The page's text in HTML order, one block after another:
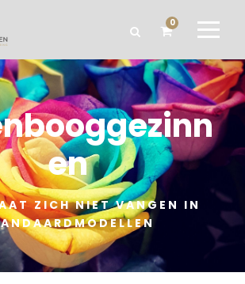
0
en
ZICH NIET VANGEN IN